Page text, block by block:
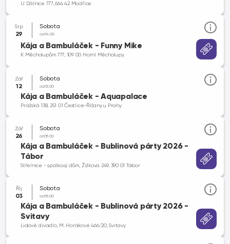
U Dálnice 777, 664 42 Modřice
Srp
29
Sobota
od 14.00
Kája a Bambuláček - Funny Mike
K Měcholupům 777, 109 00 Horní Měcholupy
Zář
12
Sobota
od 13.00
Kája a Bambuláček - Aquapalace
Pražská 138, 251 01 Čestlice-Říčany u Prahy
Zář
26
Sobota
od 15.00
Kája a Bambuláček - Bublinová párty 2026 -
Tábor
Střelnice - spolkový dům, Žižkova 249, 390 01 Tábor
Říj
03
Sobota
od 15.00
Kája a Bambuláček - Bublinová párty 2026 -
Svitavy
Lidové divadlo, M. Horákové 466/20, Svitavy